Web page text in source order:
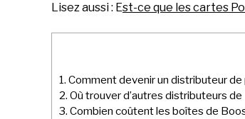
Lisez aussi : Est-ce que les cartes
1. Comment devenir un distributeur
2. Où trouver d’autres distributeurs de
3. Combien coûtent les boîtes de